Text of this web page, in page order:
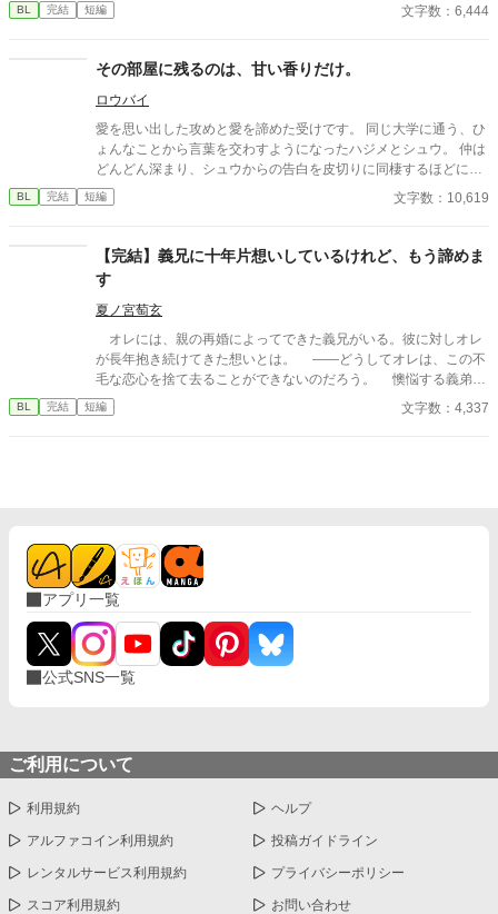
BL 完結 短編 文字数：6,444
その部屋に残るのは、甘い香りだけ。
ロウバイ
愛を思い出した攻めと愛を諦めた受けです。 同じ大学に通う、ひ
ょんなことから言葉を交わすようになったハジメとシュウ。 仲は
どんどん深まり、シュウからの告白を皮切りに同棲するほどにま
で関係は進展するが、男女の恋愛とは違い明確な「ゴール」のな
い二人の関係は、失速していく。 一人家で二人の関係を見つめ悩
の関係から目を背けてしまう…。
BL 完結 短編 文字数：10,619
【完結】義兄に十年片想いしているけれど、もう諦めま
す
夏ノ宮萄玄
オレには、親の再婚によってできた義兄がいる。彼に対しオレ
が長年抱き続けてきた想いとは。 ――どうしてオレは、この不
毛な恋心を捨て去ることができないのだろう。 懊悩する義弟の
桧理（かいり）に訪れた終わり。 義兄×義弟。美形で穏やかな
社会人義兄と、つい先日まで高校生だった少しマイナス思考の義
BL 完結 短編 文字数：4,337
アプリ一覧
公式SNS一覧
ご利用について
利用規約 ヘルプ
アルファコイン利用規約 投稿ガイドライン
レンタルサービス利用規約 プライバシーポリシー
スコア利用規約 お問い合わせ